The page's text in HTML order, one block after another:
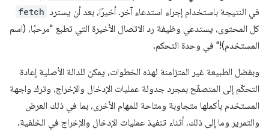
في النتيجة باستخدام إجراء استدعاء آخر. أخيرًا، بعد أن يسترد fetch
كل المحتوى، يستدعي وظيفة رد الاتصال الأخيرة التي تطبع "مرحبًا، (اسم
المستخدم)!" في وحدة التحكم.
وبفضل الطبيعة غير المتزامنة لهذه الخطوات، يمكن للدالة الأصلية إعادة
التحكّم إلى المتصفّح بمجرد جدولة عمليات الإدخال والإخراج، وترك واجهة
المستخدم بأكملها متجاوبة ومتاحة للمهام الأخرى، بما في ذلك العرض
والتمرير وما إلى ذلك، أثناء تنفيذ عمليات الإدخال والإخراج في الخلفية.